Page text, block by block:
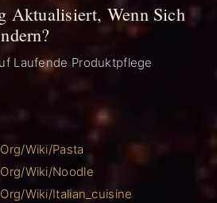
Aktualisiert, Wenn Sich
Laufende Produktpflege
wiki/Pasta
wiki/Noodle
wiki/Italian_cuisine